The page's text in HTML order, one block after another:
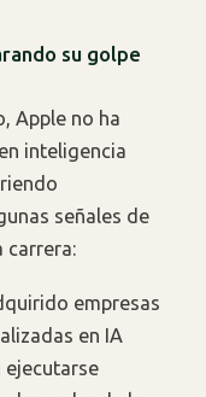
su golpe
Apple no ha
inteligencia
señales de
carrera:
empresas
en IA
ejecutarse